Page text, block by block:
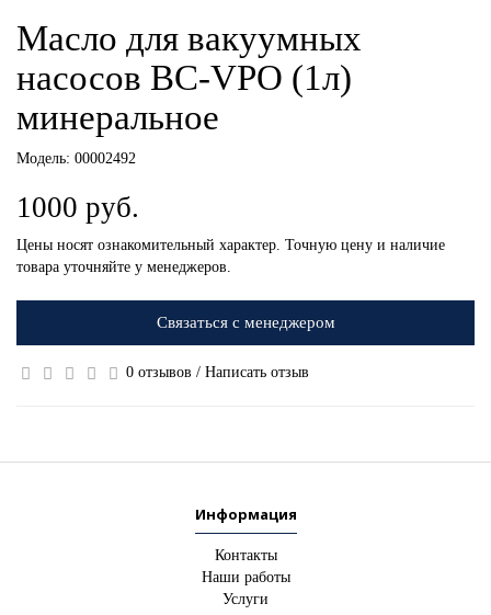
Масло для вакуумных
насосов BC-VPO (1л)
минеральное
Модель: 00002492
1000 руб.
Цены носят ознакомительный характер. Точную цену и наличие
товара уточняйте у менеджеров.
Связаться с менеджером
0 отзывов / Написать отзыв
Информация
Контакты
Наши работы
Услуги